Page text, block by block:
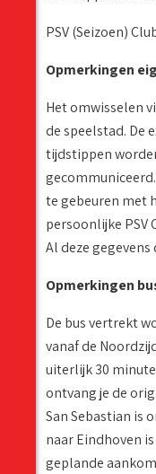
PSV (Seizoen)
Opmerkingen
Het omwisselen
de speelstad. De
tijdstippen
te gebeuren met
persoonlijke PSV
Al deze
Opmerkingen
De bus vertrekt
vanaf de
uiterlijk 30
ontvang je de
San Sebastian is
naar Eindhoven
geplande